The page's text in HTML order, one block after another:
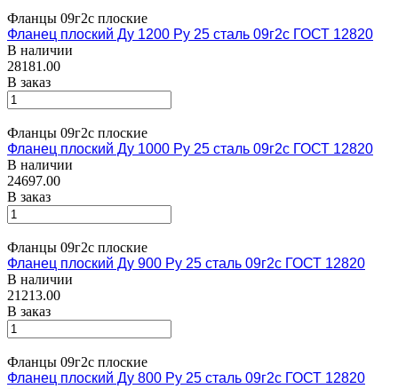
Фланцы 09г2с плоские
Фланец плоский Ду 1200 Ру 25 сталь 09г2с ГОСТ 12820
В наличии
28181.00
В заказ
Фланцы 09г2с плоские
Фланец плоский Ду 1000 Ру 25 сталь 09г2с ГОСТ 12820
В наличии
24697.00
В заказ
Фланцы 09г2с плоские
Фланец плоский Ду 900 Ру 25 сталь 09г2с ГОСТ 12820
В наличии
21213.00
В заказ
Фланцы 09г2с плоские
Фланец плоский Ду 800 Ру 25 сталь 09г2с ГОСТ 12820